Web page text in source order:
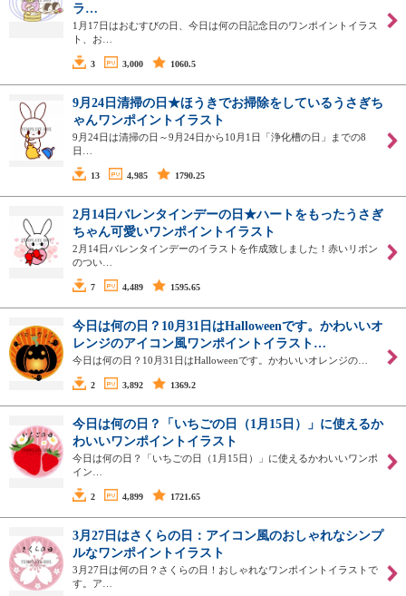
ラ…
1月17日はおむすびの日、今日は何の日記念日のワンポイントイラス
ト、お…
3 3,000 1060.5
9月24日清掃の日★ほうきでお掃除をしているうさぎち
ゃんワンポイントイラスト
9月24日は清掃の日～9月24日から10月1日「浄化槽の日」までの8
日…
13 4,985 1790.25
2月14日バレンタインデーの日★ハートをもったうさぎ
ちゃん可愛いワンポイントイラスト
2月14日バレンタインデーのイラストを作成致しました！赤いリボン
のつい…
7 4,489 1595.65
今日は何の日？10月31日はHalloweenです。かわいいオ
レンジのアイコン風ワンポイントイラスト…
今日は何の日？10月31日はHalloweenです。かわいいオレンジの…
2 3,892 1369.2
今日は何の日？「いちごの日（1月15日）」に使えるか
わいいワンポイントイラスト
今日は何の日？「いちごの日（1月15日）」に使えるかわいいワンポ
イン…
2 4,899 1721.65
3月27日はさくらの日：アイコン風のおしゃれなシンプ
ルなワンポイントイラスト
3月27日は何の日？さくらの日！おしゃれなワンポイントイラストで
す。ア…